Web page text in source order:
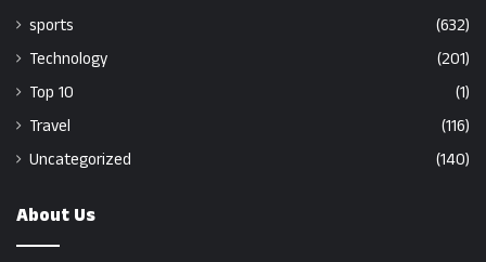
sports
(632)
Technology
(201)
Top 10
(1)
Travel
(116)
Uncategorized
(140)
About Us